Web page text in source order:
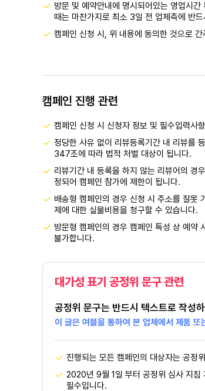
방문 및 예약안내에 명시되어있는 영업시
때는 마찬가지로 최소 3일 전 업체측에 반
캠페인 신청 시, 위 내용에 동의한 것으로
캠페인 진행 관련
캠페인 신청 시 신청자 정보 및 필수입력사
정당한 사유 없이 리뷰등록기간 내 리뷰를
347조에 따라 법적 처벌 대상이 됩니다.
리뷰기간 내 등록을 하지 않는 리뷰어의 경
정되어 캠페인 참가에 제한이 됩니다.
배송형 캠페인의 경우 신청 시 주소를 잘못
제에 대한 실물비용을 청구할 수 있습니다.
방문형 캠페인의 경우 캠페인 특성 상 예약
불가합니다.
대가성 표기 공정위 문구 관련
공정위 문구는 반드시 텍스트로 작성
이 글은 여블을 통하여 본 업체에서 제품
진행되는 모든 캠페인의 대상자는 공정
2020년 9월 1일 부터 공정위 심사 지침
필수입니다.